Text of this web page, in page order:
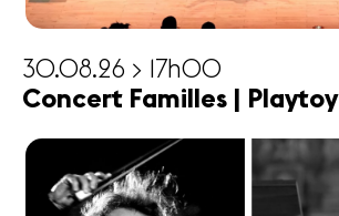
30.08.26 > 17h00
Concert Familles |